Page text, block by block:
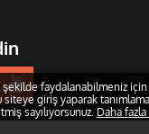
faydalanabilmeniz için
siteye giriş yaparak
sayılıyorsunuz. Daha